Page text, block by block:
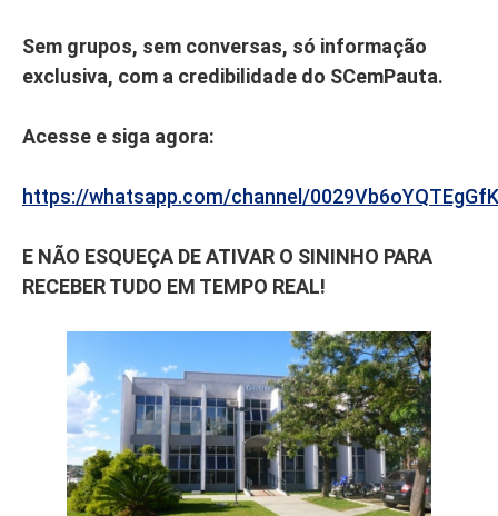
Sem grupos, sem conversas, só informação
exclusiva, com a credibilidade do SCemPauta.
Acesse e siga agora:
https://whatsapp.com/channel/
E NÃO ESQUEÇA DE ATIVAR O SININHO PARA
RECEBER TUDO EM TEMPO REAL!